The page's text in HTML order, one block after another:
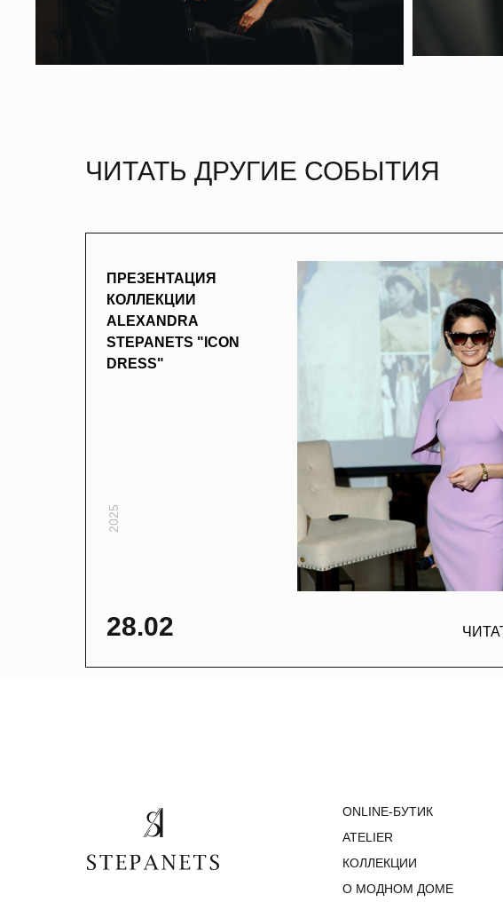
ЧИТАТЬ ДРУГИЕ СОБЫТИЯ
ПРЕЗЕНТАЦИЯ
КОЛЛЕКЦИИ
ALEXANDRA
STEPANETS "ICON
DRESS"
2025
28.02
ONLINE-БУТИК
ATELIER
КОЛЛЕКЦИИ
О МОДНОМ ДОМЕ